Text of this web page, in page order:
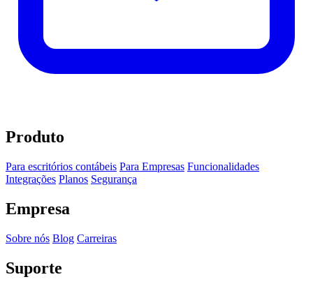
Produto
Para escritórios contábeis Para Empresas Funcionalidades
Integrações Planos Segurança
Empresa
Sobre nós Blog Carreiras
Suporte